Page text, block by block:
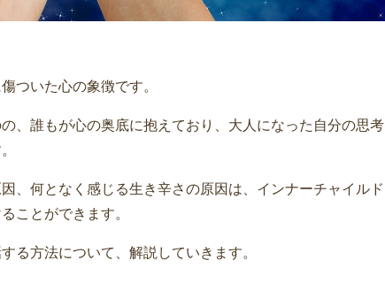
ついた心の象徴です。
、誰もが心の奥底に抱えており、大人になった自分の思考
、何となく感じる生き辛さの原因は、インナーチャイルド
ことができます。
る方法について、解説していきます。